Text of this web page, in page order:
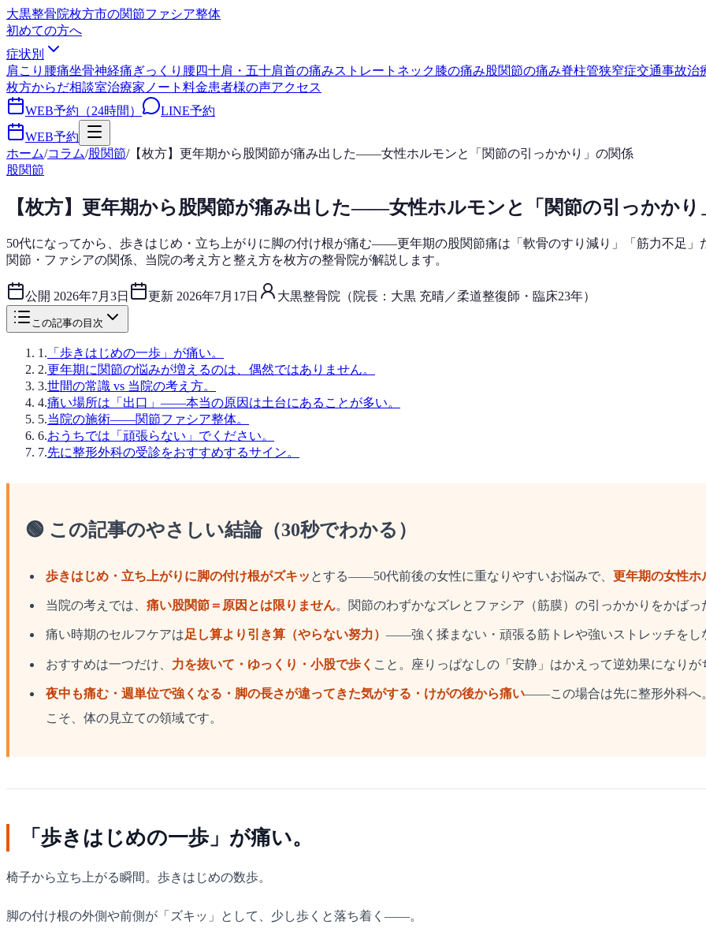
大黒整骨院枚方市の関節ファシア整体
初めての方へ
症状別
肩こり 腰痛坐骨神経痛ぎっくり腰四十肩・五十肩首の痛みストレートネック膝の痛み股関節の痛み脊柱管狭窄症交通事故治
枚方からだ相談室治療家ノート 料金患者様の声アクセス
WEB予約（24時間）
LINE予約
WEB予約
ホーム/コラム/股関節/【枚方】更年期から股関節が痛み出した——女性ホルモンと「関節の引っかかり」の関係
股関節
【枚方】更年期から股関節が痛み出した——女性ホルモンと「関節の引っかかり
50代になってから、歩きはじめ・立ち上がりに脚の付け根が痛む——更年期の股関節痛は「軟骨のすり減り」「筋力不足」
関節・ファシアの関係、当院の考え方と整え方を枚方の整骨院が解説します。
公開 2026年7月3日 更新 2026年7月17日 大黒整骨院（院長：大黒 充晴／柔道整復師・臨床23年）
この記事の目次
1 . 「歩きはじめの一歩」が痛い。
2.更年期に関節の悩みが増えるのは、偶然ではありません。
3.世間の常識 vs 当院の考え方。
4.痛い場所は「出口」——本当の原因は土台にあることが多い。
5.当院の施術——関節ファシア整体。
6.おうちでは「頑張らない」でください。
7.先に整形外科の受診をおすすめするサイン。
🟢 この記事のやさしい結論（30秒でわかる）
歩きはじめ・立ち上がりに脚の付け根がズキッ とする——50代前後の女性に重なりやすいお悩みで、 更年期の女性ホ
当院の考えでは、 痛い股関節＝原因とは限りません。関節のわずかなズレとファシア（筋膜）の引っかかりをかばっ
痛い時期のセルフケアは足し算より引き算（やらない努力） ——強く揉まない・頑張る筋トレや強いストレッチをし
おすすめは一つだけ、 力を抜いて・ゆっくり・小股で歩く こと。座りっぱなしの「安静」はかえって逆効果になりが
夜中も痛む・週単位で強くなる・脚の長さが違ってきた気がする・けがの後から痛い——この場合は先に整形外科へ
こそ、体の見立ての領域です。
「歩きはじめの一歩」が痛い。
椅子から立ち上がる瞬間。歩きはじめの数歩。
脚の付け根の外側や前側が「ズキッ」として、少し歩くと落ち着く——。